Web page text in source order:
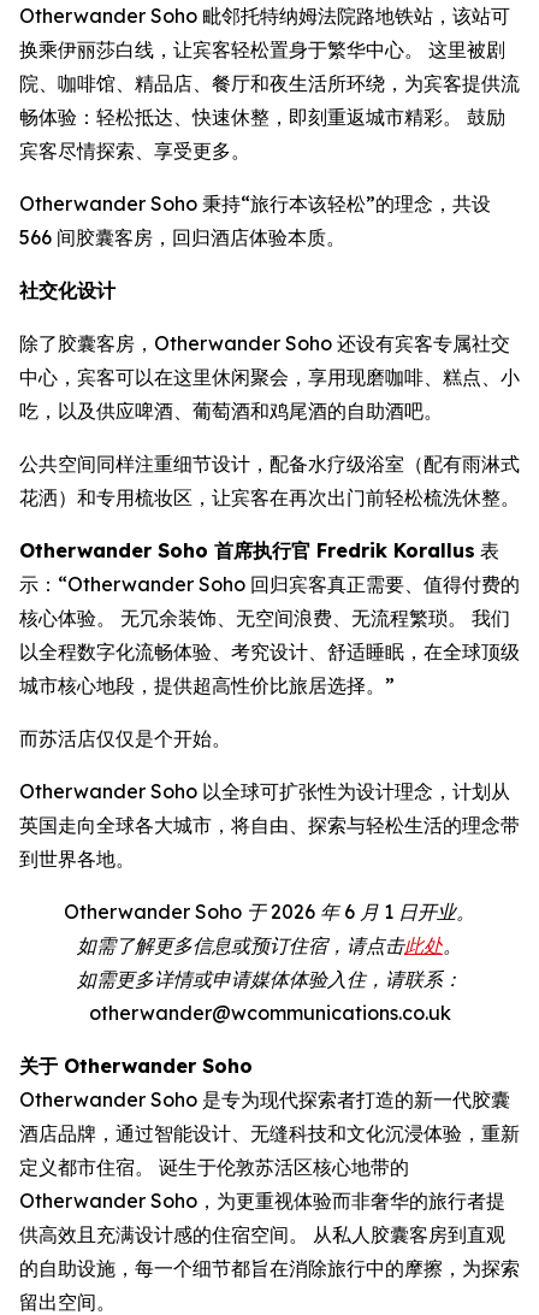
Otherwander Soho 毗邻托特纳姆法院路地铁站，该站可
换乘伊丽莎白线，让宾客轻松置身于繁华中心。 这里被剧
院、咖啡馆、精品店、餐厅和夜生活所环绕，为宾客提供流
畅体验：轻松抵达、快速休整，即刻重返城市精彩。 鼓励
宾客尽情探索、享受更多。
Otherwander Soho 秉持“旅行本该轻松”的理念，共设
566 间胶囊客房，回归酒店体验本质。
社交化设计
除了胶囊客房，Otherwander Soho 还设有宾客专属社交
中心，宾客可以在这里休闲聚会，享用现磨咖啡、糕点、小
吃，以及供应啤酒、葡萄酒和鸡尾酒的自助酒吧。
公共空间同样注重细节设计，配备水疗级浴室（配有雨淋式
花洒）和专用梳妆区，让宾客在再次出门前轻松梳洗休整。
Otherwander Soho 首席执行官 Fredrik Korallus 表
示：“Otherwander Soho 回归宾客真正需要、值得付费的
核心体验。 无冗余装饰、无空间浪费、无流程繁琐。 我们
以全程数字化流畅体验、考究设计、舒适睡眠，在全球顶级
城市核心地段，提供超高性价比旅居选择。”
而苏活店仅仅是个开始。
Otherwander Soho 以全球可扩张性为设计理念，计划从
英国走向全球各大城市，将自由、探索与轻松生活的理念带
到世界各地。
Otherwander Soho 于 2026 年 6 月 1 日开业。
如需了解更多信息或预订住宿，请点击此处。
如需更多详情或申请媒体体验入住，请联系：
otherwander@wcommunications.co.uk
关于 Otherwander Soho
Otherwander Soho 是专为现代探索者打造的新一代胶囊
酒店品牌，通过智能设计、无缝科技和文化沉浸体验，重新
定义都市住宿。 诞生于伦敦苏活区核心地带的
Otherwander Soho，为更重视体验而非奢华的旅行者提
供高效且充满设计感的住宿空间。 从私人胶囊客房到直观
的自助设施，每一个细节都旨在消除旅行中的摩擦，为探索
留出空间。